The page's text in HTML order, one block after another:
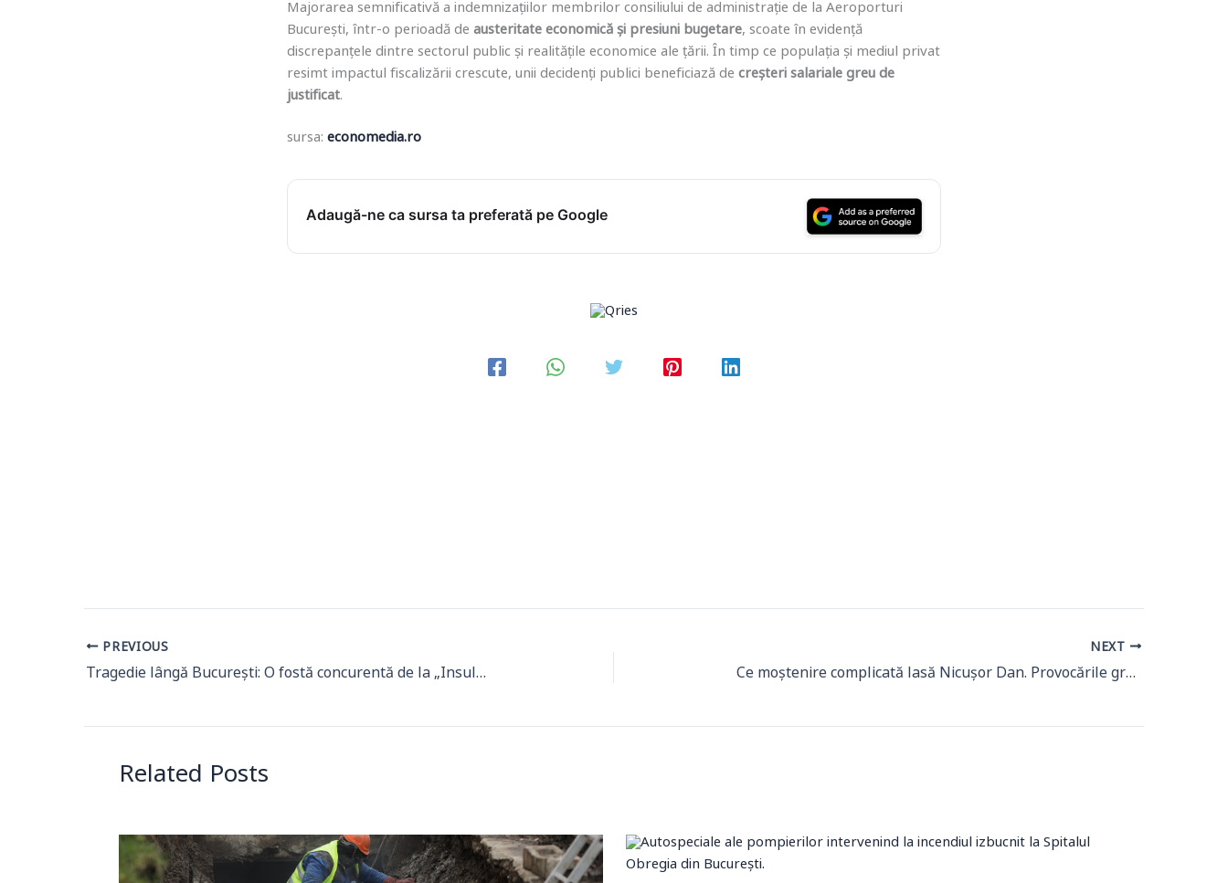
Majorarea semnificativă a indemnizațiilor membrilor consiliului de administrație de la Aeroporturi
București, într-o perioadă de austeritate economică și presiuni bugetare, scoate în evidență
discrepanțele dintre sectorul public și realitățile economice ale țării. În timp ce populația și mediul privat
resimt impactul fiscalizării crescute, unii decidenți publici beneficiază de creșteri salariale greu de
justificat.
sursa: economedia.ro
Adaugă-ne ca sursa ta preferată pe Google
PREVIOUS
Tragedie lângă București: O fostă concurentă de la „Insula Iubirii”, însărcinată, a fost împușcată mortal în Cosmopolis
NEXT
Ce moștenire complicată lasă Nicușor Dan. Provocările grele lăsate în biroul noului primar
Related Posts